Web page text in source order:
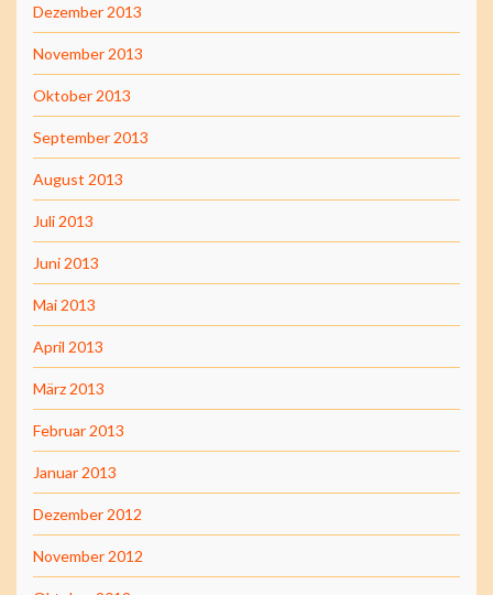
Dezember 2013
November 2013
Oktober 2013
September 2013
August 2013
Juli 2013
Juni 2013
Mai 2013
April 2013
März 2013
Februar 2013
Januar 2013
Dezember 2012
November 2012